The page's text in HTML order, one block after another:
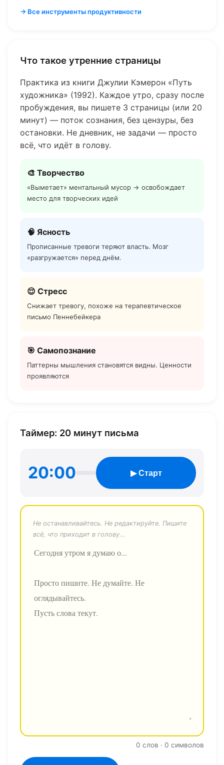
→ Все инструменты продуктивности
Что такое утренние страницы
Практика из книги Джулии Кэмерон «Путь
художника» (1992). Каждое утро, сразу после
пробуждения, вы пишете 3 страницы (или 20
минут) — поток сознания, без цензуры, без
остановки. Не дневник, не задачи — просто
всё, что идёт в голову.
🎨 Творчество
«Выметает» ментальный мусор → освобождает
место для творческих идей
🧠 Ясность
Прописанные тревоги теряют власть. Мозг
«разгружается» перед днём.
😌 Стресс
Снижает тревогу, похоже на терапевтическое
письмо Пеннебейкера
🎯 Самопознание
Паттерны мышления становятся видны. Ценности
проявляются
Таймер: 20 минут письма
20:00 ▶ Старт
Не останавливайтесь. Не редактируйте. Пишите
всё, что приходит в голову...
0 слов · 0 символов